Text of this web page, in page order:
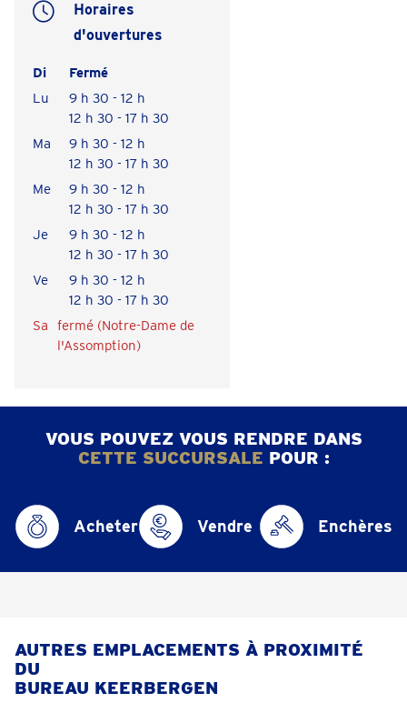
Horaires
d'ouvertures
Di
Fermé
Lu
9 h 30 - 12 h
12 h 30 - 17 h 30
Ma
9 h 30 - 12 h
12 h 30 - 17 h 30
Me
9 h 30 - 12 h
12 h 30 - 17 h 30
Je
9 h 30 - 12 h
12 h 30 - 17 h 30
Ve
9 h 30 - 12 h
12 h 30 - 17 h 30
Sa
fermé (Notre-Dame de
l'Assomption)
VOUS POUVEZ VOUS RENDRE DANS
CETTE SUCCURSALE POUR :
Acheter Vendre Enchères
AUTRES EMPLACEMENTS À PROXIMITÉ
DU
BUREAU KEERBERGEN